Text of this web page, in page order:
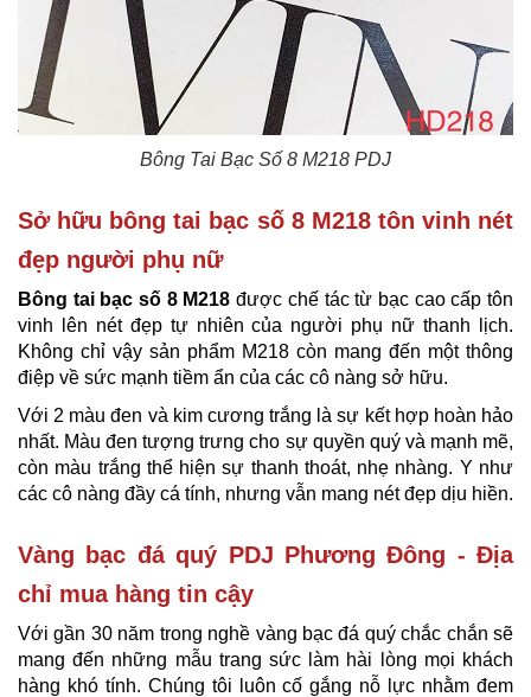
Bông Tai Bạc Số 8 M218​ PDJ
Sở hữu bông tai bạc số 8 M218 tôn vinh nét
đẹp người phụ nữ
Bông tai bạc số 8 M218được chế tác từ bạc cao cấp tôn
vinh lên nét đẹp tự nhiên của người phụ nữ thanh lịch.
Không chỉ vậy sản phẩm M218 còn mang đến một thông
điệp về sức mạnh tiềm ẩn của các cô nàng sở hữu.
Với 2 màu đen và kim cương trắng là sự kết hợp hoàn hảo
nhất. Màu đen tượng trưng cho sự quyền quý và mạnh mẽ,
còn màu trắng thể hiện sự thanh thoát, nhẹ nhàng. Y như
các cô nàng đầy cá tính, nhưng vẫn mang nét đẹp dịu hiền.
Vàng bạc đá quý PDJ Phương Đông - Địa
chỉ mua hàng tin cậy
Với gần 30 năm trong nghề vàng bạc đá quý chắc chắn sẽ
mang đến những mẫu trang sức làm hài lòng mọi khách
hàng khó tính. Chúng tôi luôn cố gắng nỗ lực nhằm đem